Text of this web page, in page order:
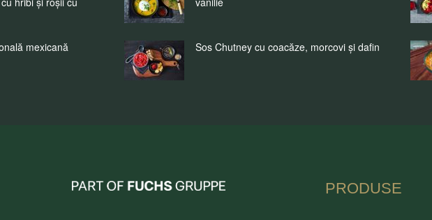
mexicană Sos Chutney cu coacăze, morcovi și dafin
PRODUSE